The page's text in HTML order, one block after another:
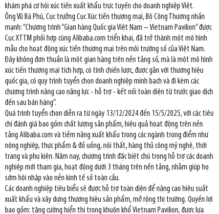
khám phá cơ hội xúc tiến xuất khẩu trực tuyến cho doanh nghiệp Việt.
Ông Vũ Bá Phú, Cục trưởng Cục Xúc tiến thương mại, Bộ Công Thương nhấn
mạnh: “Chương trình “Gian hàng Quốc gia Việt Nam – Vietnam Pavilion” được
Cục XTTM phối hợp cùng Alibaba.com triển khai, đã trở thành một mô hình
mẫu cho hoạt động xúc tiến thương mại trên môi trường số của Việt Nam.
Đây không đơn thuần là một gian hàng trên nền tảng số, mà là một mô hình
xúc tiến thương mại tích hợp, có tính chiến lược, được gắn với thương hiệu
quốc gia, có quy trình tuyển chọn doanh nghiệp minh bạch và đi kèm các
chương trình nâng cao năng lực - hỗ trợ - kết nối toàn diện từ trước giao dịch
đến sau bán hàng”.
Quá trình tuyển chọn diễn ra từ ngày 13/12/2024 đến 15/5/2025, với các tiêu
chí đánh giá bao gồm chất lượng sản phẩm, hiệu quả hoạt động trên nền
tảng Alibaba.com và tiềm năng xuất khẩu trong các ngành trọng điểm như
nông nghiệp, thực phẩm & đồ uống, nội thất, hàng thủ công mỹ nghệ, thời
trang và phụ kiện. Năm nay, chương trình đặc biệt chú trọng hỗ trợ các doanh
nghiệp mới tham gia, hoạt động dưới 3 tháng trên nền tảng, nhằm giúp họ
sớm hội nhập vào nền kinh tế số toàn cầu.
Các doanh nghiệp tiêu biểu sẽ được hỗ trợ toàn diện để nâng cao hiệu suất
xuất khẩu và xây dựng thương hiệu sản phẩm, mở rộng thị trường. Quyền lợi
bao gồm: tăng cường hiển thị trong khuôn khổ Vietnam Pavilion, được lựa